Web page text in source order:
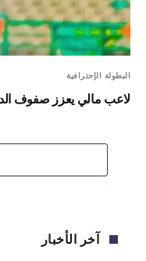
البطولة الإحترافية
لاعب مالي يعزز صفوف
آخر الأخبار